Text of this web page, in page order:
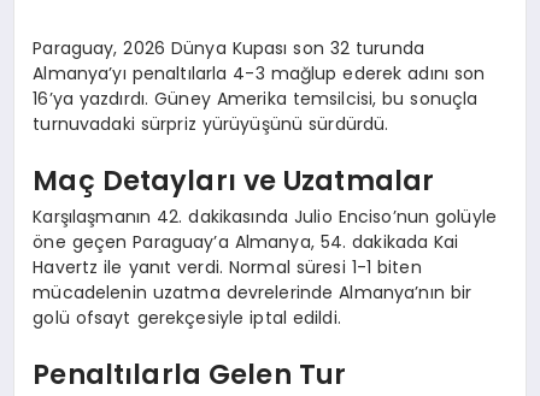
Paraguay, 2026 Dünya Kupası son 32 turunda
Almanya’yı penaltılarla 4-3 mağlup ederek adını son
16’ya yazdırdı. Güney Amerika temsilcisi, bu sonuçla
turnuvadaki sürpriz yürüyüşünü sürdürdü.
Maç Detayları ve Uzatmalar
Karşılaşmanın 42. dakikasında Julio Enciso’nun golüyle
öne geçen Paraguay’a Almanya, 54. dakikada Kai
Havertz ile yanıt verdi. Normal süresi 1-1 biten
mücadelenin uzatma devrelerinde Almanya’nın bir
golü ofsayt gerekçesiyle iptal edildi.
Penaltılarla Gelen Tur